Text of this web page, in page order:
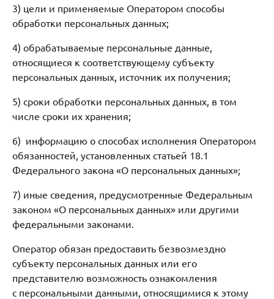
3) цели и применяемые Оператором способы
обработки персональных данных;
4) обрабатываемые персональные данные,
относящиеся к соответствующему субъекту
персональных данных, источник их получения;
5) сроки обработки персональных данных, в том
числе сроки их хранения;
6) информацию о способах исполнения Оператором
обязанностей, установленных статьей 18.1
Федерального закона «О персональных данных»;
7) иные сведения, предусмотренные Федеральным
законом «О персональных данных» или другими
федеральными законами.
Оператор обязан предоставить безвозмездно
субъекту персональных данных или его
представителю возможность ознакомления
с персональными данными, относящимися к этому